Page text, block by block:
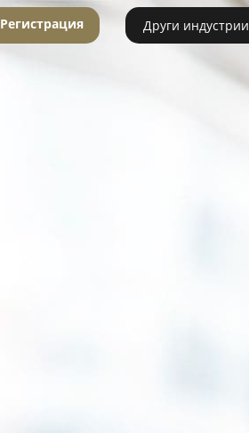
Регистрация Други индустрии